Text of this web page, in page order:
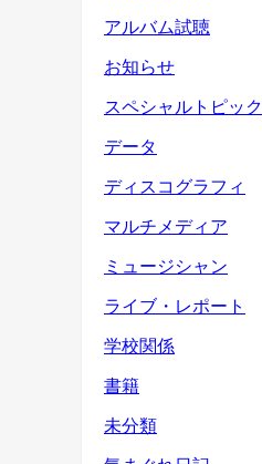
アルバム試聴
お知らせ
スペシャルトピック
データ
ディスコグラフィ
マルチメディア
ミュージシャン
ライブ・レポート
学校関係
書籍
未分類